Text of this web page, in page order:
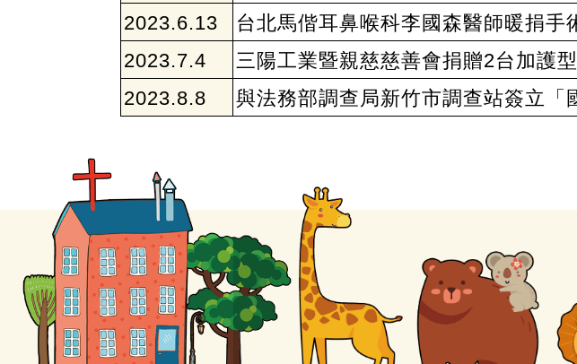
2023.6.13
台北馬偕耳鼻喉科李國森醫師暖捐手
2023.7.4
三陽工業暨親慈慈善會捐贈2台加護型
2023.8.8
與法務部調查局新竹市調查站簽立